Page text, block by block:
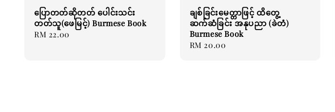
ပြောတတ်ဆိုတတ် ပေါင်းသင်း
တတ်သူ(ဖေမြင့်) Burmese Book
Regular
RM 22.00
ချစ်ခြင်းမေတ္တာဖြင့် ထိတွေ့
ဆက်ဆံခြင်း အနုပညာ (ခဲတံ)
Burmese Book
Regular
RM 20.00